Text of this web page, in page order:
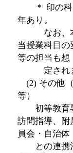
＊ 印の科
年あり。
なお、本
当授業科目
等の担当も想
定されま
(2) その他
等）
初等教育専
訪問指導、附
員会・自治体
との連携活